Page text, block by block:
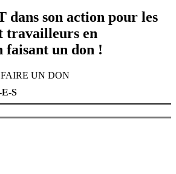
dans son action pour les
travailleurs en
faisant un don !
FAIRE UN DON
S